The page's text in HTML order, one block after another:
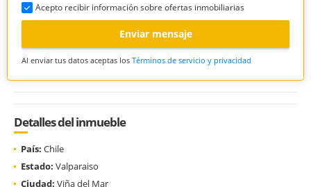
Acepto recibir información sobre ofertas inmobiliarias
Enviar mensaje
Al enviar tus datos aceptas los Términos de servicio y privacidad
Detalles del inmueble
País: Chile
Estado: Valparaiso
Ciudad: Viña del Mar